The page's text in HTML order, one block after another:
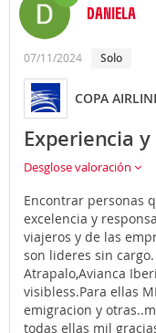
(Carrera 42B Las
cada 30 minutos o
-Micro bus (shuttle)
económica de todas
"Aeropuerto JMC" en
empresa Combuses
minutos para ir a la
- Si estás en el
ir desde la estación
en dirección
podrás bajarte en la
ahí, a tan solo 4
comercial de San
- También tienes la
propio (en ese caso
de las diferentes
DANIELA
07/11/2024 Solo
COPA
Experiencia
Desglose valoración
Encontrar personas
excelencia y
viajeros y de las
son lideres sin
Atrapalo,Avianca
visibless.Para ellas
emigracion y
todas ellas mil